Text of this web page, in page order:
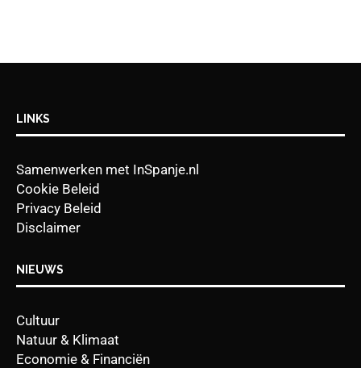
LINKS
Samenwerken met InSpanje.nl
Cookie Beleid
Privacy Beleid
Disclaimer
NIEUWS
Cultuur
Natuur & Klimaat
Economie & Financiën